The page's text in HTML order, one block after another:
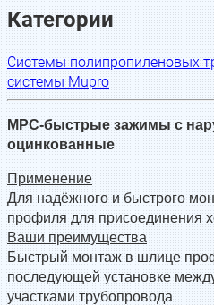
Категории
Системы полипропиленовых
системы Mupro
MPC-быстрые зажимы с
оцинкованные
Применение
Для надёжного и быстрого
профиля для присоединения
Ваши преимущества
Быстрый монтаж в шлице
последующей установке
участками трубопровода